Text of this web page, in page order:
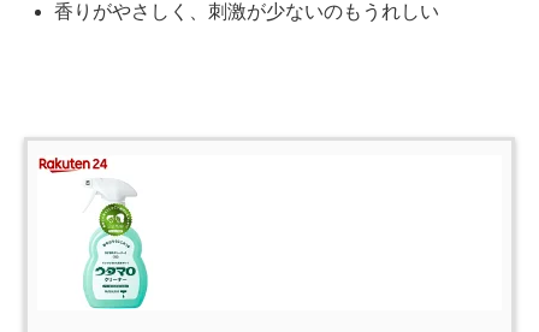
香りがやさしく、刺激が少ないのもうれしい